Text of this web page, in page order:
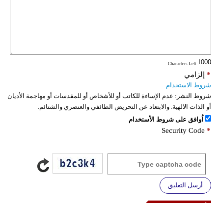
: Characters Left
إلزامي *
شروط الاستخدام
شروط النشر: عدم الإساءة للكاتب أو للأشخاص أو للمقدسات أو مهاجمة الأديان
أو الذات الالهية. والابتعاد عن التحريض الطائفي والعنصري والشتائم.
اُوافق على شروط الأستخدام
Security Code *
أرسل التعليق